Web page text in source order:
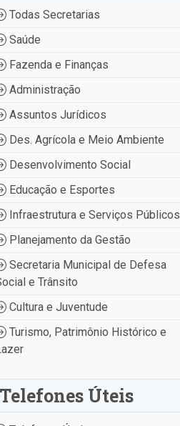
Todas Secretarias
Saúde
Fazenda e Finanças
Administração
Assuntos Jurídicos
Des. Agrícola e Meio Ambiente
Desenvolvimento Social
Educação e Esportes
Infraestrutura e Serviços Públicos
Planejamento da Gestão
Secretaria Municipal de Defesa
e Trânsito
Cultura e Juventude
Turismo, Patrimônio Histórico e
Telefones Úteis